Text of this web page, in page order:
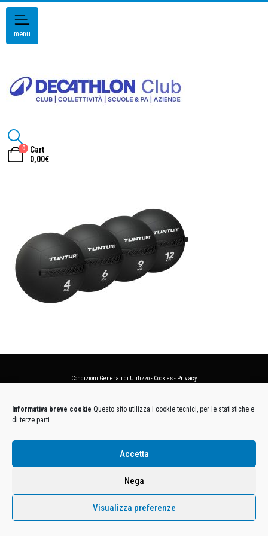
Informativa breve cookie Questo sito utilizza i cookie tecnici, per le statistiche e
di terze parti.
Accetta
Nega
Visualizza preferenze
menu
0
Cart
0,00€
Condizioni Generali di Utilizzo- Cookies- Privacy
Euro 12.500.000 i.v. - C.F. e Iscr. Reg. Imp. Monza e Brianza 02137480964 - R.E.A. MB-1370021 -
P.IVA. 11005760159 - Direzione e coordinamento art. 2497 C.C. DECATHLON SA, Villeneuve